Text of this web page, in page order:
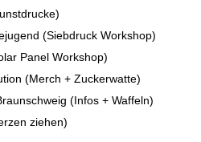
(Siebdruck Workshop)
Panel Workshop)
(Merch + Zuckerwatte)
(Infos + Waffeln)
ziehen)